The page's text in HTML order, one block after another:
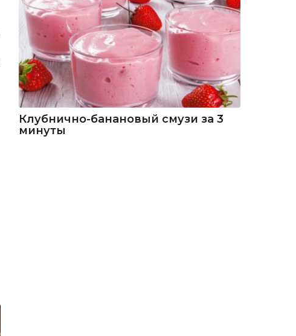
Клубнично-банановый смузи за 3
минуты